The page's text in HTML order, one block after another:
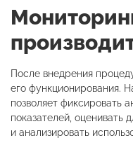
После внедрения
его функционирования.
позволяет фиксировать
показателей, оценивать
и анализировать